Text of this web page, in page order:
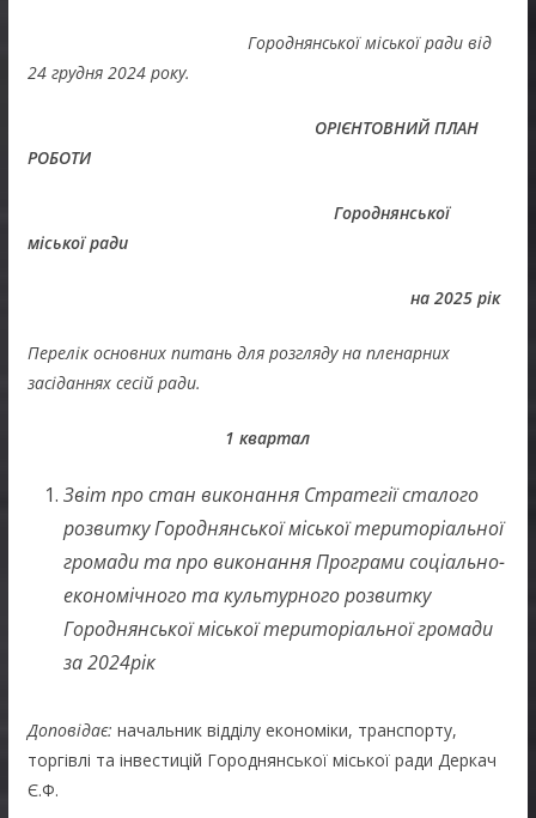
Городнянської міської ради від
24 грудня 2024 року.
ОРІЄНТОВНИЙ ПЛАН
РОБОТИ
Городнянської
міської ради
на 2025 рік
Перелік основних питань для розгляду на пленарних
засіданнях сесій ради.
1 квартал
Звіт про стан виконання Стратегії сталого
розвитку Городнянської міської територіальної
громади та про виконання Програми соціально-
економічного та культурного розвитку
Городнянської міської територіальної громади
за 2024рік
Доповідає: начальник відділу економіки, транспорту,
торгівлі та інвестицій Городнянської міської ради Деркач
Є.Ф.